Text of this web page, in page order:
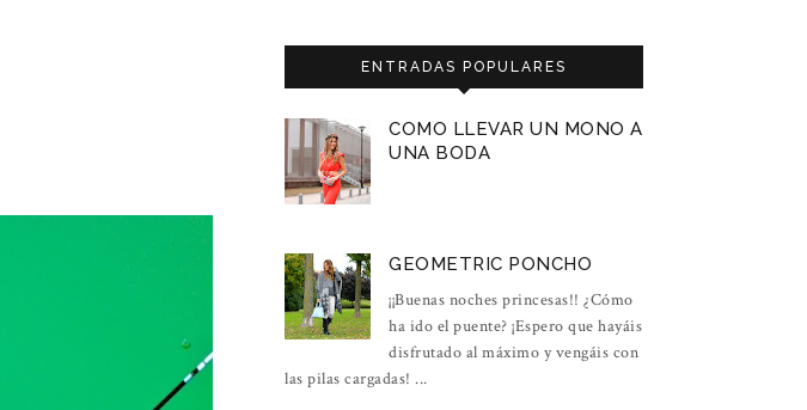
ENTRADAS POPULARES
COMO LLEVAR UN MONO A
UNA BODA
GEOMETRIC PONCHO
¡¡Buenas noches princesas!! ¿Cómo
ha ido el puente? ¡Espero que hayáis
disfrutado al máximo y vengáis con
las pilas cargadas! ...